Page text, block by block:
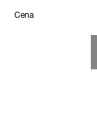
Cena